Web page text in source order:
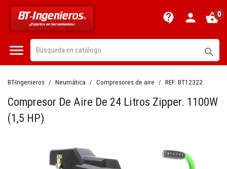
contact_support person shopping_basket0
 
BT-Ingenieros Neumática Compresores de aire REF: BT12322
Compresor De Aire De 24 Litros Zipper. 1100W
(1,5 HP)